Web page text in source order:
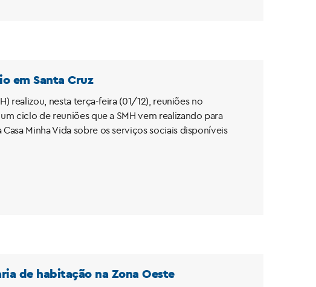
em Santa Cruz
realizou, nesta terça-feira (01/12), reuniões no
ciclo de reuniões que a SMH vem realizando para
Minha Vida sobre os serviços sociais disponíveis
de habitação na Zona Oeste